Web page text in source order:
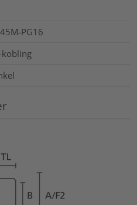
PG16
kobling